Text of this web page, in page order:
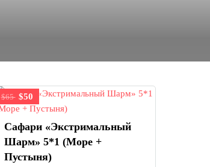
$65 $50
Сафари «Экстримальный
Шарм» 5*1 (Море +
Пустыня)